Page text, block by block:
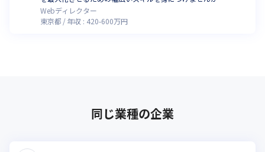
Webディレクター
東京都
年収 : 420-600万円
同じ業種の企業